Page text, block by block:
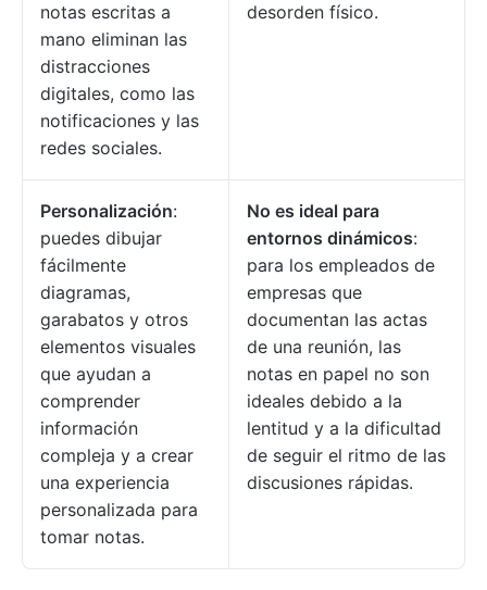
notas escritas a
mano eliminan las
distracciones
digitales, como las
notificaciones y las
redes sociales.
desorden físico.
Personalización:
puedes dibujar
fácilmente
diagramas,
garabatos y otros
elementos visuales
que ayudan a
comprender
información
compleja y a crear
una experiencia
personalizada para
tomar notas.
No es ideal para
entornos dinámicos:
para los empleados de
empresas que
documentan las actas
de una reunión, las
notas en papel no son
ideales debido a la
lentitud y a la dificultad
de seguir el ritmo de las
discusiones rápidas.